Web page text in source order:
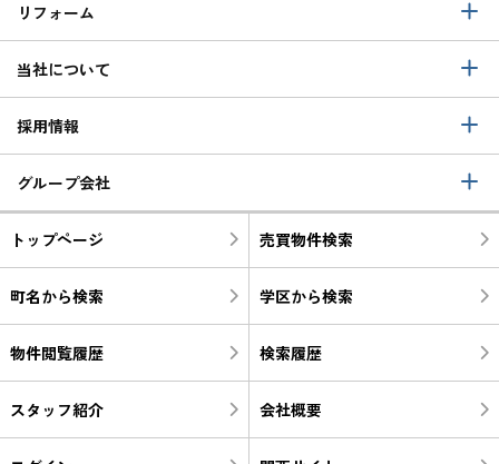
リフォーム
当社について
採用情報
グループ会社
トップページ 売買物件検索
町名から検索 学区から検索
物件閲覧履歴 検索履歴
スタッフ紹介 会社概要